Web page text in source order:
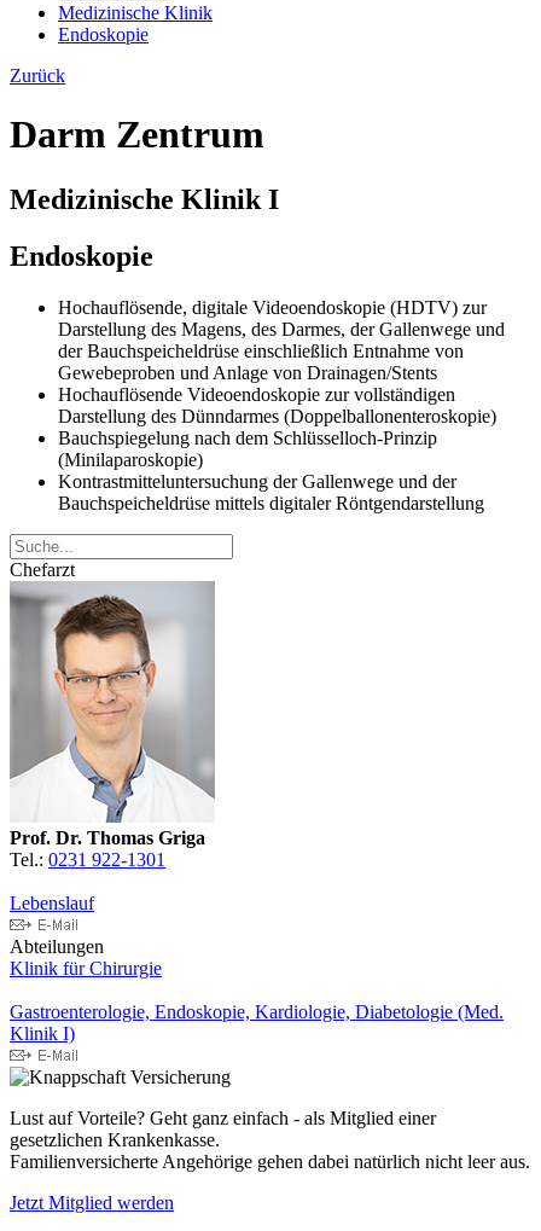
Medizinische Klinik
Endoskopie
Zurück
Darm Zentrum
Medizinische Klinik I
Endoskopie
Hochauflösende, digitale Videoendoskopie (HDTV) zur
Darstellung des Magens, des Darmes, der Gallenwege und
der Bauchspeicheldrüse einschließlich Entnahme von
Gewebeproben und Anlage von Drainagen/Stents
Hochauflösende Videoendoskopie zur vollständigen
Darstellung des Dünndarmes (Doppelballonenteroskopie)
Bauchspiegelung nach dem Schlüsselloch-Prinzip
(Minilaparoskopie)
Kontrastmitteluntersuchung der Gallenwege und der
Bauchspeicheldrüse mittels digitaler Röntgendarstellung
Chefarzt
Prof. Dr. Thomas Griga
Tel.: 0231 922-1301
Lebenslauf
Abteilungen
Klinik für Chirurgie
Gastroenterologie, Endoskopie, Kardiologie, Diabetologie (Med.
Klinik I)
Lust auf Vorteile? Geht ganz einfach - als Mitglied einer
gesetzlichen Krankenkasse.
Familienversicherte Angehörige gehen dabei natürlich nicht leer aus.
Jetzt Mitglied werden